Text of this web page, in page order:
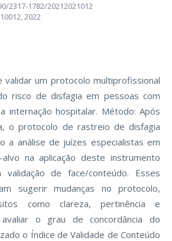
2317-1782/20212021012
2022
validar um protocolo multiprofissional
risco de disfagia em pessoas com
internação hospitalar. Método: Após
o protocolo de rastreio de disfagia
a análise de juízes especialistas em
na aplicação deste instrumento
validação de face/conteúdo. Esses
sugerir mudanças no protocolo,
como clareza, pertinência e
avaliar o grau de concordância do
o Índice de Validade de Conteúdo